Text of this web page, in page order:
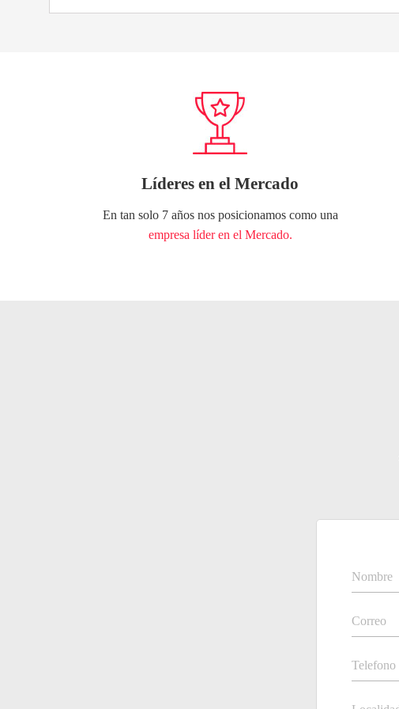
Líderes en el Mercado
En tan solo 7 años nos posicionamos como una
empresa líder en el Mercado.